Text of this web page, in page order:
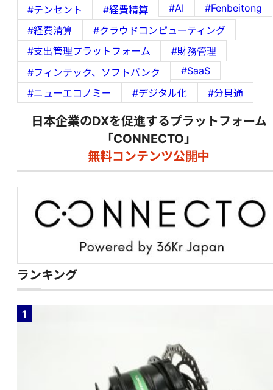
#テンセント #経費精算 #AI
#Fenbeitong
#経費清算
#クラウドコンピューティング
#支出管理プラットフォーム
#財務管理
#フィンテック、ソフトバンク
#SaaS
#ニューエコノミー
#デジタル化 #分貝通
日本企業のDXを促進するプラットフォーム
「CONNECTO」
無料コンテンツ公開中
ランキング
1